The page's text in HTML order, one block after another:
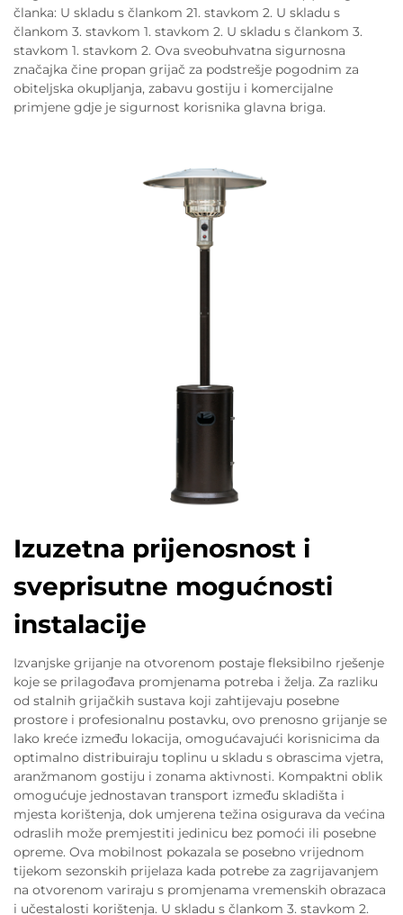
članka: U skladu s člankom 21. stavkom 2. U skladu s
člankom 3. stavkom 1. stavkom 2. U skladu s člankom 3.
stavkom 1. stavkom 2. Ova sveobuhvatna sigurnosna
značajka čine propan grijač za podstrešje pogodnim za
obiteljska okupljanja, zabavu gostiju i komercijalne
primjene gdje je sigurnost korisnika glavna briga.
Izuzetna prijenosnost i
sveprisutne mogućnosti
instalacije
Izvanjske grijanje na otvorenom postaje fleksibilno rješenje
koje se prilagođava promjenama potreba i želja. Za razliku
od stalnih grijačkih sustava koji zahtijevaju posebne
prostore i profesionalnu postavku, ovo prenosno grijanje se
lako kreće između lokacija, omogućavajući korisnicima da
optimalno distribuiraju toplinu u skladu s obrascima vjetra,
aranžmanom gostiju i zonama aktivnosti. Kompaktni oblik
omogućuje jednostavan transport između skladišta i
mjesta korištenja, dok umjerena težina osigurava da većina
odraslih može premjestiti jedinicu bez pomoći ili posebne
opreme. Ova mobilnost pokazala se posebno vrijednom
tijekom sezonskih prijelaza kada potrebe za zagrijavanjem
na otvorenom variraju s promjenama vremenskih obrazaca
i učestalosti korištenja. U skladu s člankom 3. stavkom 2.